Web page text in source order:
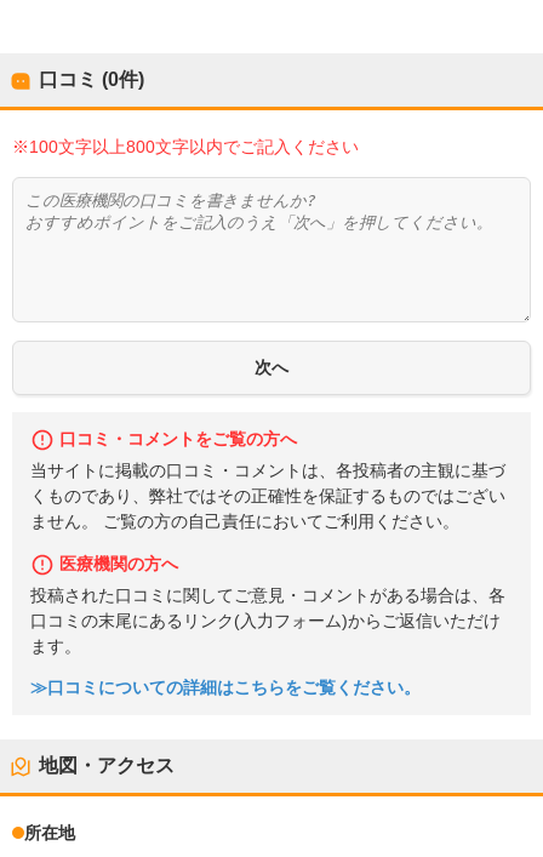
口コミ (0件)
※100文字以上800文字以内でご記入ください
口コミ・コメントをご覧の方へ
当サイトに掲載の口コミ・コメントは、各投稿者の主観に基づ
くものであり、弊社ではその正確性を保証するものではござい
ません。 ご覧の方の自己責任においてご利用ください。
医療機関の方へ
投稿された口コミに関してご意見・コメントがある場合は、各
口コミの末尾にあるリンク(入力フォーム)からご返信いただけ
ます。
≫口コミについての詳細はこちらをご覧ください。
地図・アクセス
所在地